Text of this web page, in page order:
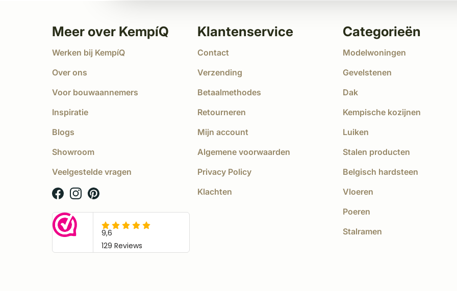
Meer over KempíQ
Werken bij KempíQ
Over ons
Voor bouwaannemers
Inspiratie
Blogs
Showroom
Veelgestelde vragen
Klantenservice
Contact
Verzending
Betaalmethodes
Retourneren
Mijn account
Algemene voorwaarden
Privacy Policy
Klachten
Categorieën
Modelwoningen
Gevelstenen
Dak
Kempische kozijnen
Luiken
Stalen producten
Belgisch hardsteen
Vloeren
Poeren
Stalramen